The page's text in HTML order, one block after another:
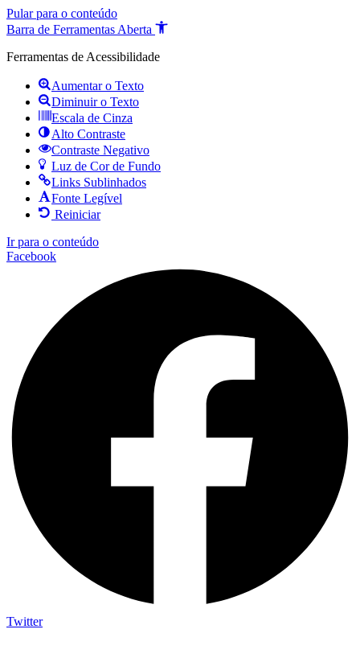
Pular para o conteúdo
Barra de Ferramentas Aberta
Ferramentas de Acessibilidade
Aumentar o Texto
Diminuir o Texto
Escala de Cinza
Alto Contraste
Contraste Negativo
Luz de Cor de Fundo
Links Sublinhados
Fonte Legível
Reiniciar
Ir para o conteúdo
Facebook
Twitter